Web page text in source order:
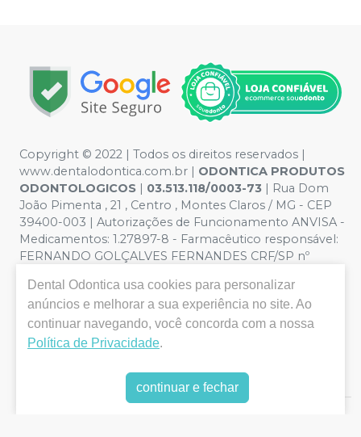
Copyright © 2022 | Todos os direitos reservados |
www.dentalodontica.com.br | ODONTICA PRODUTOS
ODONTOLOGICOS | 03.513.118/0003-73 | Rua Dom
João Pimenta , 21 , Centro , Montes Claros / MG - CEP
39400-003 | Autorizações de Funcionamento ANVISA -
Medicamentos: 1.27897-8 - Farmacêutico responsável:
FERNANDO GOLÇALVES FERNANDES CRF/SP nº
meramente ilustrativas - Os preços e condições da loja
virtual estão sujeitos a alterações. Em caso de
divergência de preços no site, o valor válido é o do
Carrinho de Compra. Não vendemos por atacado, por
de grandes volumes pelo site.
Dental Odontica usa cookies para personalizar
anúncios e melhorar a sua experiência no site. Ao
continuar navegando, você concorda com a nossa
Política de Privacidade.
continuar e fechar